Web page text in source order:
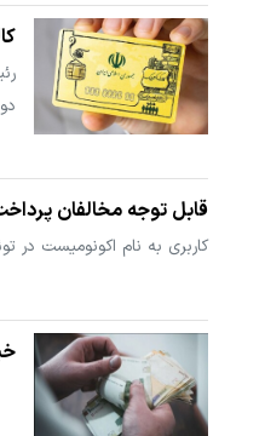
قابل توجه مخالفان
کاربری به نام اکونومیست در